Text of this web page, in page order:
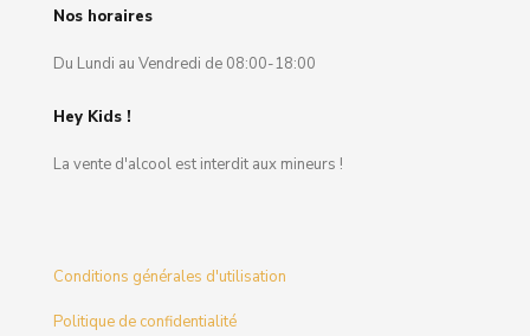
Nos horaires
Du Lundi au Vendredi de 08:00-18:00
Hey Kids !
La vente d'alcool est interdit aux mineurs !
Conditions générales d'utilisation
Politique de confidentialité